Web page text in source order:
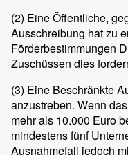
(2) Eine Öffentliche,
Ausschreibung hat zu
Förderbestimmungen
Zuschüssen dies
(3) Eine Beschränkte
anzustreben. Wenn
mehr als 10.000 Euro
mindestens fünf
Ausnahmefall jedoch